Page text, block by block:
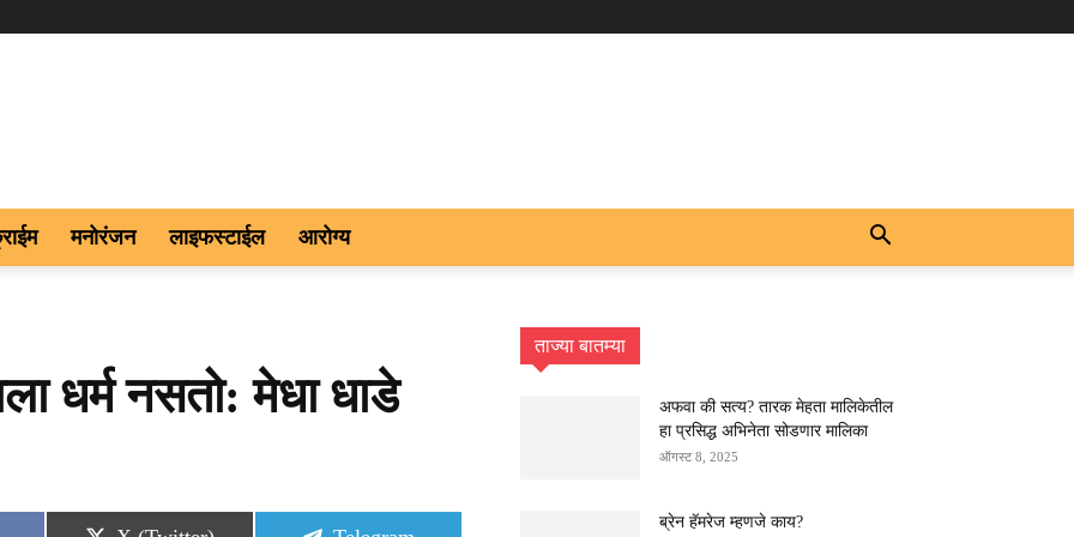
मनोरंजन लाइफस्टाईल आरोग्य
धर्म नसतो: मेधा धाडे
ताज्या बातम्या
अफवा की सत्य? तारक मेहता मालिकेतील
हा प्रसिद्ध अभिनेता सोडणार मालिका
ऑगस्ट 8, 2025
ब्रेन हॅमरेज म्हणजे काय?